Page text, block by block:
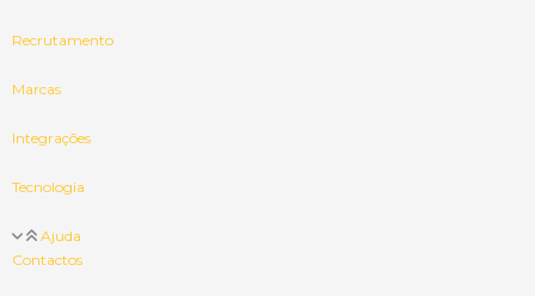
Recrutamento
Marcas
Integrações
Tecnologia
Ajuda
Contactos